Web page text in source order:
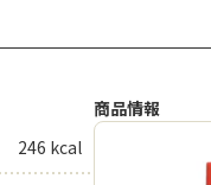
246 kcal
商品情報